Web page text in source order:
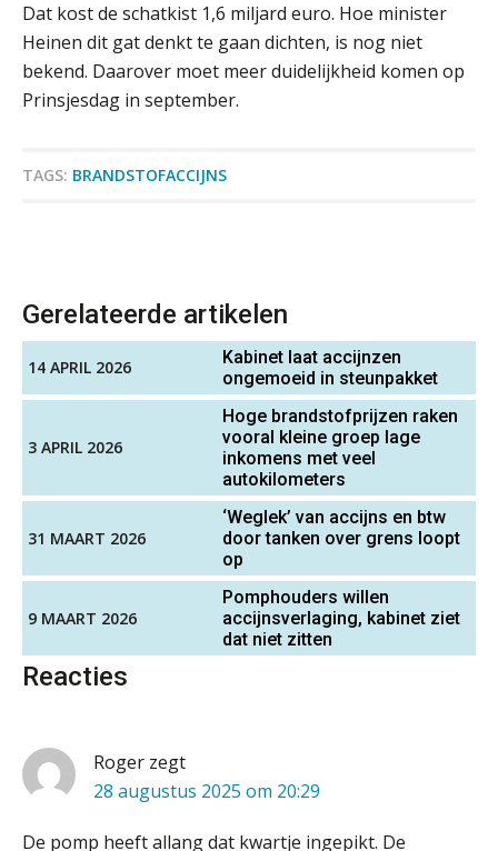
Dat kost de schatkist 1,6 miljard euro. Hoe minister
Heinen dit gat denkt te gaan dichten, is nog niet
bekend. Daarover moet meer duidelijkheid komen op
Prinsjesdag in september.
TAGS: BRANDSTOFACCIJNS
Gerelateerde artikelen
14 APRIL 2026
Kabinet laat accijnzen
ongemoeid in steunpakket
3 APRIL 2026
Hoge brandstofprijzen raken
vooral kleine groep lage
inkomens met veel
autokilometers
31 MAART 2026
‘Weglek’ van accijns en btw
door tanken over grens loopt
op
9 MAART 2026
Pomphouders willen
accijnsverlaging, kabinet ziet
dat niet zitten
Reacties
Roger zegt
28 augustus 2025 om 20:29
De pomp heeft allang dat kwartje ingepikt. De
Q Home: DAC7-compliant opschalen
als verhuurplatform voor
vakantiewoningen
5 signalen dat jouw relatiebeheer
Van Wwft naar AMLR: wat verandert
er in 2027?
Driver-based models: de essentiële
bouwstenen voor elk finance team
Werven op klik is willekeurig. Zo
verminder je verloop structureel.
Buy & build: urenregistratie als
verborgen EBITDA-hefboom
ABN Amro slokt NIBC op: wat deze
overname zegt over de
veranderende financiële markt
verbeterde
Schaalbaar IT-beheer sluit naadloos
Senior Assistent Accountant, EJP Financial
PIA Group